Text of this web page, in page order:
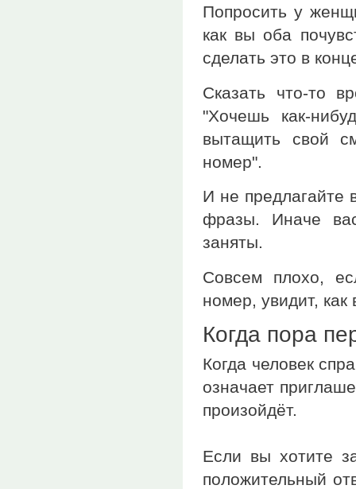
Попросить у
как вы оба
сделать это в
Сказать что-то
"Хочешь как-
вытащить свой
номер".
И не предлагайте
фразы. Иначе
заняты.
Совсем плохо,
номер, увидит,
Когда пора
Когда человек
означает
произойдёт.
Если вы хотите
положительный